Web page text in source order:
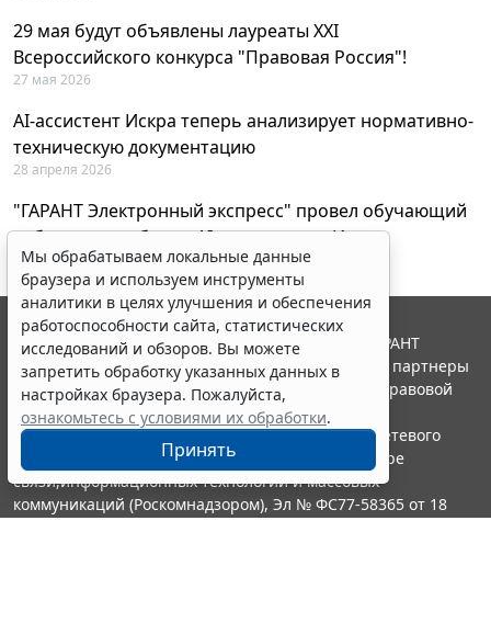
29 мая будут объявлены лауреаты XXI
Всероссийского конкурса "Правовая Россия"!
27 мая 2026
AI-ассистент Искра теперь анализирует нормативно-
техническую документацию
28 апреля 2026
"ГАРАНТ Электронный экспресс" провел обучающий
вебинар по работе с AI-ассистентом Искра
23 апреля 2026
Мы обрабатываем локальные данные
браузера и используем инструменты
аналитики в целях улучшения и обеспечения
работоспособности сайта, статистических
исследований и обзоров. Вы можете
запретить обработку указанных данных в
настройках браузера. Пожалуйста,
ознакомьтесь с условиями их обработки.
Принять
© ООО "НПП "ГАРАНТ-СЕРВИС", 2026. Система ГАРАНТ
выпускается с 1990 года. Компания "Гарант" и ее партнеры
являются участниками Российской ассоциации правовой
информации ГАРАНТ.
Портал ГАРАНТ.РУ зарегистрирован в качестве сетевого
издания Федеральной службой по надзору в сфере
связи,информационных технологий и массовых
коммуникаций (Роскомнадзором), Эл № ФС77-58365 от 18